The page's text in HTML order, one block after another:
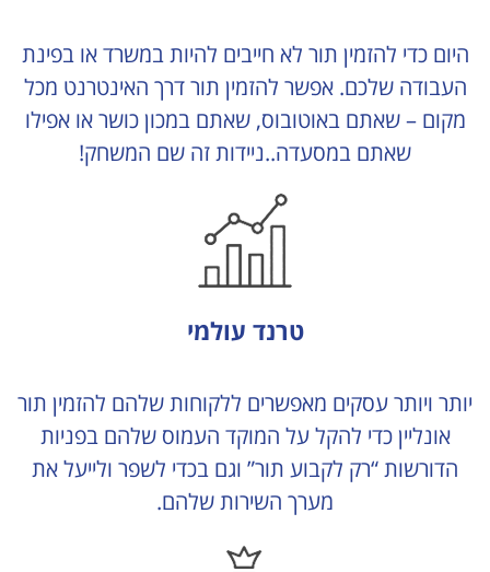
היום כדי להזמין תור לא חייבים להיות במשרד או בפינת
העבודה שלכם. אפשר להזמין תור דרך האינטרנט מכל
מקום – שאתם באוטובוס, שאתם במכון כושר או אפילו
שאתם במסעדה..ניידות זה שם המשחק!
טרנד עולמי
יותר ויותר עסקים מאפשרים ללקוחות שלהם להזמין תור
אונליין כדי להקל על המוקד העמוס שלהם בפניות
הדורשות “רק לקבוע תור” וגם בכדי לשפר ולייעל את
מערך השירות שלהם.